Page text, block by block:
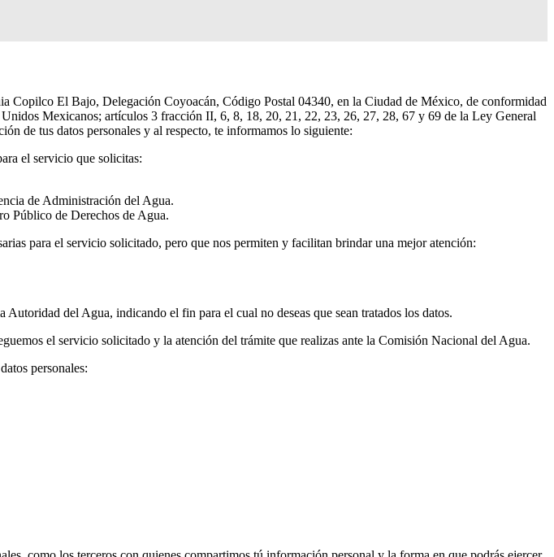
El Bajo, Delegación Coyoacán, Código Postal 04340, en la Ciudad de México, de conformidad
Mexicanos; artículos 3 fracción II, 6, 8, 18, 20, 21, 22, 23, 26, 27, 28, 67 y 69 de la Ley General
de tus datos personales y al respecto, te informamos lo siguiente:
el servicio que solicitas:
de Administración del Agua.
Público de Derechos de Agua.
para el servicio solicitado, pero que nos permiten y facilitan brindar una mejor atención:
Autoridad del Agua, indicando el fin para el cual no deseas que sean tratados los datos.
el servicio solicitado y la atención del trámite que realizas ante la Comisión Nacional del Agua.
personales: